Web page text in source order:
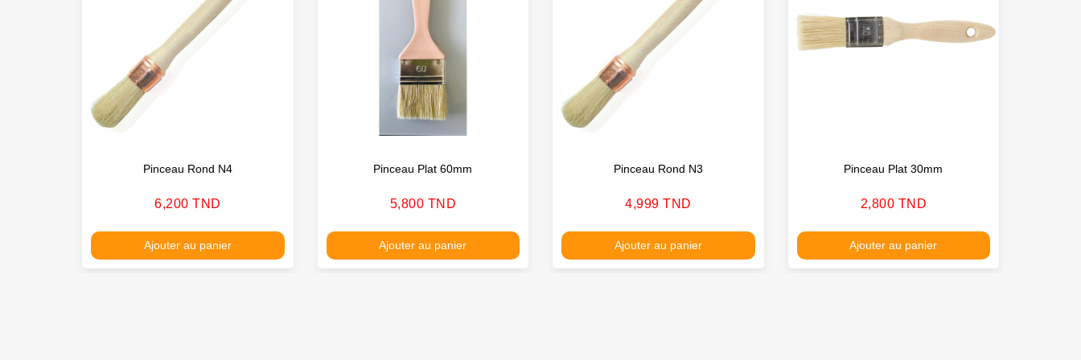
Pinceau Rond N4
Prix
6,200 TND
Ajouter au panier
Pinceau Plat 60mm
Prix
5,800 TND
Ajouter au panier
Pinceau Rond N3
Prix
4,999 TND
Ajouter au panier
Pinceau Plat 30mm
Prix
2,800 TND
Ajouter au panier